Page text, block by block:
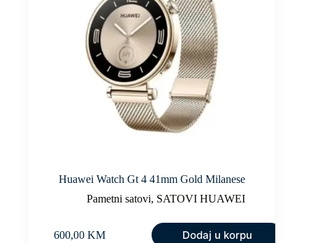
Huawei Watch Gt 4 41mm Gold Milanese
Pametni satovi, SATOVI HUAWEI
600,00 KM Dodaj u korpu